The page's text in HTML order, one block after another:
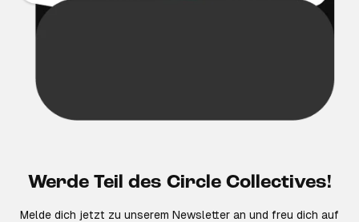
Werde Teil des Circle Collectives!
Melde dich jetzt zu unserem Newsletter an und freu dich auf